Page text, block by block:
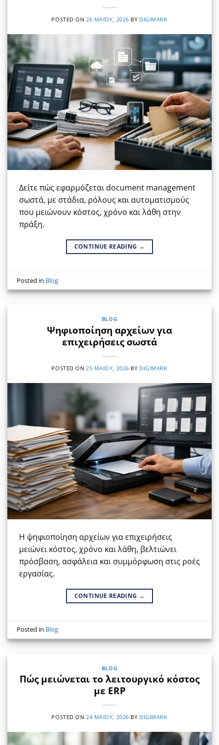
POSTED ON 26 ΜΑΪ́ΟΥ, 2026 BY DIGIMARK
Δείτε πώς εφαρμόζεται document management
σωστά, με στάδια, ρόλους και αυτοματισμούς
που μειώνουν κόστος, χρόνο και λάθη στην
πράξη.
CONTINUE READING →
Posted in Blog
BLOG
Ψηφιοποίηση αρχείων για
επιχειρήσεις σωστά
POSTED ON 25 ΜΑΪ́ΟΥ, 2026 BY DIGIMARK
Η ψηφιοποίηση αρχείων για επιχειρήσεις
μειώνει κόστος, χρόνο και λάθη, βελτιώνει
πρόσβαση, ασφάλεια και συμμόρφωση στις ροές
εργασίας.
CONTINUE READING →
Posted in Blog
BLOG
Πώς μειώνεται το λειτουργικό κόστος
με ERP
POSTED ON24 ΜΑΪ́ΟΥ, 2026 BY DIGIMARK